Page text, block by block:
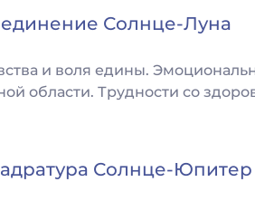
Солнце-Луна
и воля едины.
области. Трудности со
Солнце-Юпитер